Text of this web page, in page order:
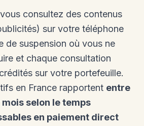
consultez des contenus
sur votre téléphone
de suspension où vous ne
et chaque consultation
sur votre portefeuille.
en France rapportent entre
selon le temps
en paiement direct